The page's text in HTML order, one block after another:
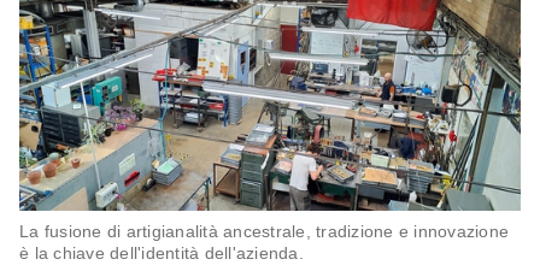
La fusione di artigianalità ancestrale, tradizione e innovazione
è la chiave dell'identità dell'azienda.